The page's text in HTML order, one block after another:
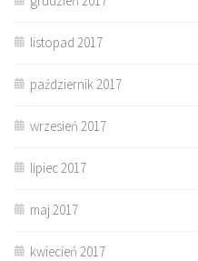
listopad 2017
październik 2017
wrzesień 2017
lipiec 2017
maj 2017
kwiecień 2017